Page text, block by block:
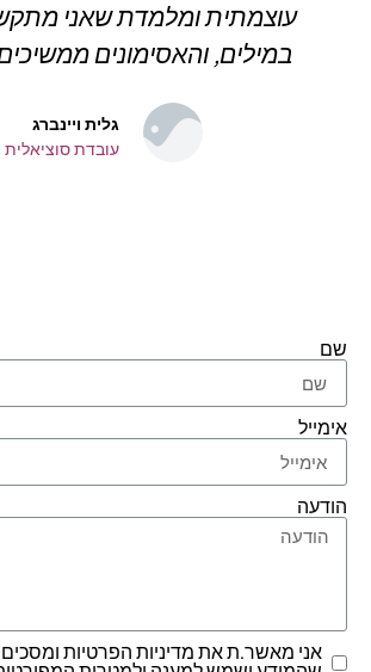
עוצמתית ומלמדת שאני
במילים, והאסימונים
גלית ויינברג
עובדת סוציאלית
שם
אימייל
הודעה
אני מאשר.ת את מדיניות הפרטיות